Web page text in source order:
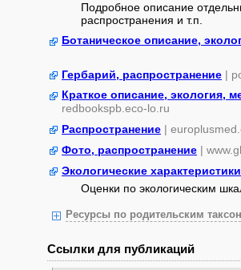
Подробное описание
распространения и т.п.
Ботаническое описание,
Гербарий, распространение |
Краткое описание, экология,
redbookspb.eco-lo.ru
Распространение |
Фото, распространение |
Экологические характеристики
Оценки по экологическим
Ресурсы по родительским
Ссылки для публикаций